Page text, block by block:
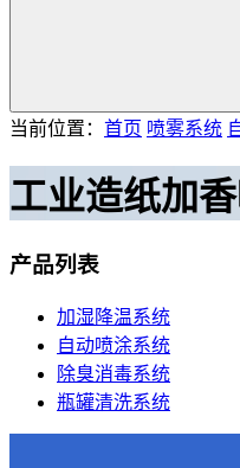
当前位置： 首页 喷雾系统
工业造纸加
产品列表
加湿降温系统
自动喷涂系统
除臭消毒系统
瓶罐清洗系统